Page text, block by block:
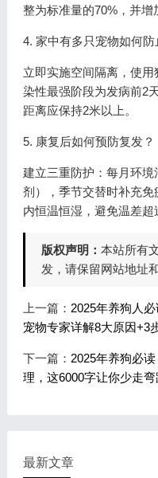
整为标准量的70%，并增
4. 家中有多只宠物如何防
立即实施空间隔离，使
染性最强阶段为发病前2
距离应保持2米以上。
5. 康复后如何预防复发？
建立三重防护：每月环
剂），季节交替时补充
内恒温恒湿，避免温差超
版权声明： 本站所有
发，请保留网站地址
上一篇： 2025年养狗人
宠物专家详解8大原因+3
下一篇： 2025年养狗必
理，这6000字让你少走弯
最新文章